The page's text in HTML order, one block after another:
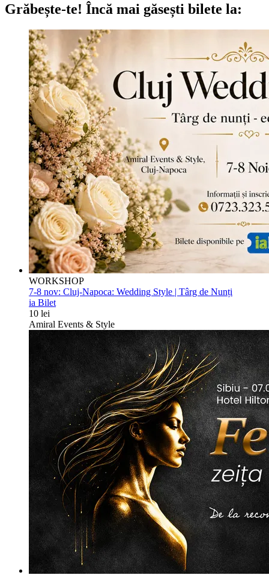
Grăbește-te! Încă mai găsești bilete la:
WORKSHOP
7-8 nov: Cluj-Napoca: Wedding Style | Târg de Nunți
ia Bilet
10 lei
Amiral Events & Style